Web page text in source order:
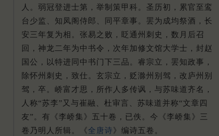
人。弱冠登进士第，举制策甲科。圣历初，累官至鸾
台少监、知凤阁侍郎、同平章事。罢为成均祭酒，长
安三年复为相。张易之败，眨通州刺史，数月后召
回，神龙二年为中书令，次年加修文馆大学士，封赵
国公，以特进同中书门下三品。睿宗立，罢知政事，
除怀州刺史，致仕。玄宗立，贬滁州别驾，改庐州别
驾，卒。峤富才思，所作人多传讽，与苏味道齐名，
人称“苏李”又与崔融、杜审言、苏味道并称“文章四
友”。有《李峤集》五十卷，已佚。今《李峤集》三
卷乃明人所辑。《全唐诗》编诗五卷。